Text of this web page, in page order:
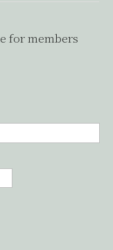
for members